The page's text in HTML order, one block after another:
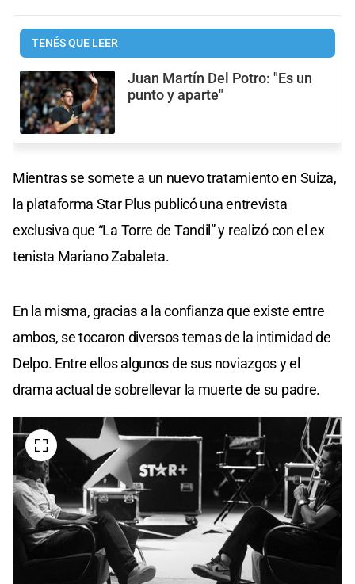
TENÉS QUE LEER
Juan Martín Del Potro: "Es un
punto y aparte"
Mientras se somete a un nuevo tratamiento en Suiza,
la plataforma Star Plus publicó una entrevista
exclusiva que “La Torre de Tandil” y realizó con el ex
tenista Mariano Zabaleta.
En la misma, gracias a la confianza que existe entre
ambos, se tocaron diversos temas de la intimidad de
Delpo. Entre ellos algunos de sus noviazgos y el
drama actual de sobrellevar la muerte de su padre.